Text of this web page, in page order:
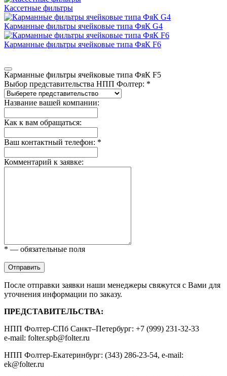
Кассетные фильтры
Карманные фильтры ячейковые типа ФяК G4
Карманные фильтры ячейковые типа ФяК F6
Карманные фильтры ячейковые типа ФяК F5
Выбор представительства НПП Фолтер: *
Название вашей компании:
Как к вам обращаться:
Ваш контактный телефон: *
Комментарий к заявке:
* — обязательные поля
Отправить
После отправки заявки наши менеджеры свяжутся с Вами для
уточнения информации по заказу.
ПРЕДСТАВИТЕЛЬСТВА:
НПП Фолтер-СПб Санкт–Петербург: +7 (999) 231-32-33
e-mail: folter.spb@folter.ru
НПП Фолтер-Екатеринбург: (343) 286-23-54, e-mail:
ek@folter.ru